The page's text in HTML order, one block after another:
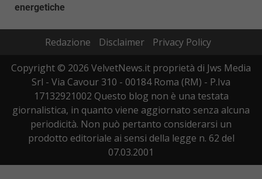
energetiche
Redazione Disclaimer
Privacy Policy
Copyright © 2026 VelvetNews.it proprietà di Jws Media
Srl - Via Cavour 310 - 00184 Roma (RM) - P.Iva
17132921002 Questo blog non è una testata
giornalistica, in quanto viene aggiornato senza alcuna
periodicità. Non può pertanto considerarsi un
prodotto editoriale ai sensi della legge n. 62 del
07.03.2001